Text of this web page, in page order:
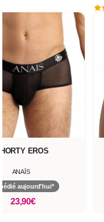
STRING BRAVE
Expédié aujourd'hui*